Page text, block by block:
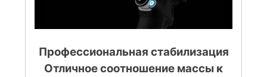
Профессиональная стабилизация
Отличное соотношение массы к